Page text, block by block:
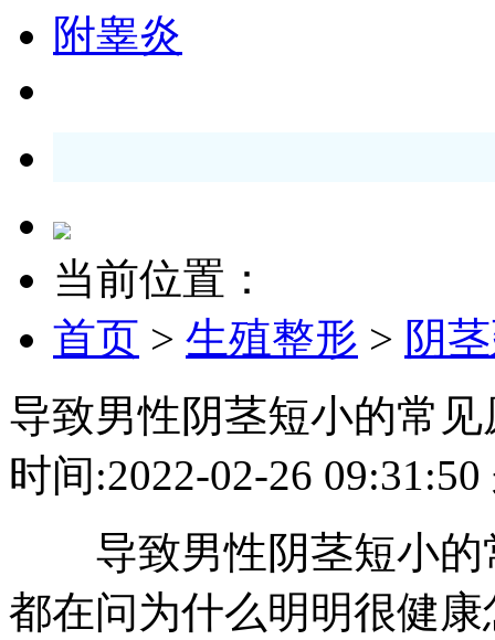
附睾炎
当前位置：
首页 > 生殖整形 > 阴
导致男性阴茎短小的常
时间:2022-02-26
导致男性阴茎短小的
都在问为什么明明很健